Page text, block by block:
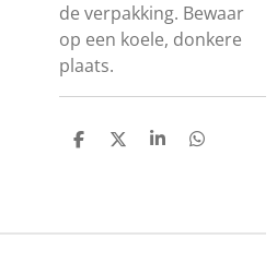
de verpakking. Bewaar
op een koele, donkere
plaats.
D
D
S
D